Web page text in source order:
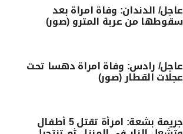
عاجل/ الدندان: وفاة امراة بعد
سقوطها من عربة المترو (صور)
عاجل/ رادس: وفاة امراة دهسا تحت
عجلات القطار (صور)
جريمة بشعة: امرأة تقتل 5 أطفال